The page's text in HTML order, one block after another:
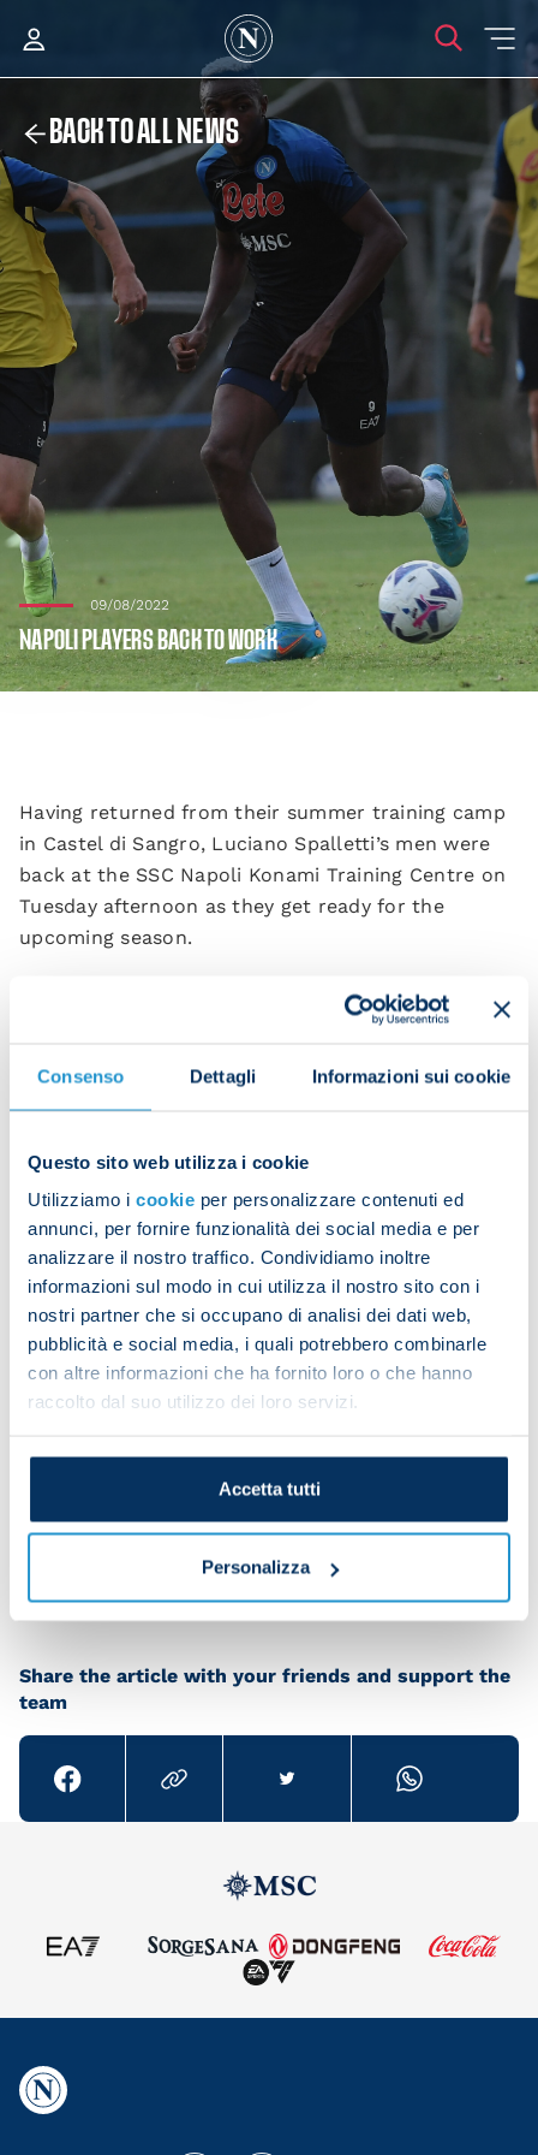
Consenso Dettagli Informazioni sui cookie
Questo sito web utilizza i cookie
Utilizziamo i cookie per personalizzare contenuti ed
annunci, per fornire funzionalità dei social media e per
analizzare il nostro traffico. Condividiamo inoltre
informazioni sul modo in cui utilizza il nostro sito con i
nostri partner che si occupano di analisi dei dati web,
pubblicità e social media, i quali potrebbero combinarle
con altre informazioni che ha fornito loro o che hanno
raccolto dal suo utilizzo dei loro servizi.
Accetta tutti
Personalizza
BACK TO ALL NEWS
09/08/2022
NAPOLI PLAYERS BACK TO WORK
Having returned from their summer training camp
in Castel di Sangro, Luciano Spalletti’s men were
back at the SSC Napoli Konami Training Centre on
Tuesday afternoon as they get ready for the
upcoming season.
The Azzurri travel to Verona’s Stadio Marcantonio
Bentegodi on Monday 15 August, kicking off at 18:30
After warming up in the gym and on the pitch, the
possession drills.
To finish, they played a training match on a small
pitch. Matteo Politano and Giuseppe Ambrosino
completed personalised programmes in the gym.
Davide Costanzo, Adam Ounas and Karim Zedadka
Share the article with your friends and support the
team